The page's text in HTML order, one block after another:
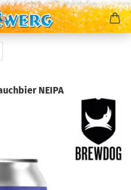
NEIPA